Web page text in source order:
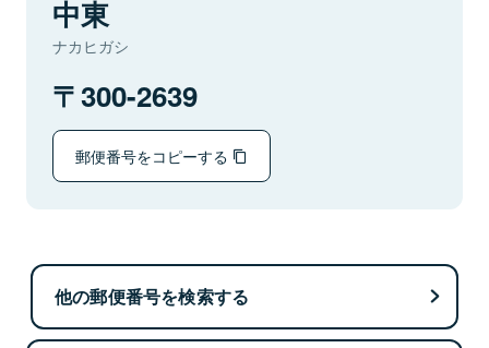
中東
ナカヒガシ
300-2639
郵便番号をコピーする
他の郵便番号を検索する